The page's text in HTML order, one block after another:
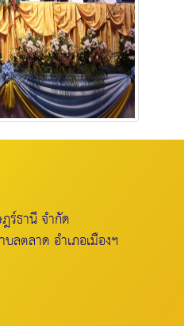
ร์ธานี จำกัด
ลตลาด อำเภอเมืองฯ